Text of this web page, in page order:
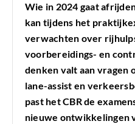
Wie in 2024 gaat
kan tijdens het
verwachten over
voorbereidings- en
denken valt aan vragen
lane-assist en
past het CBR de
nieuwe ontwikkelingen